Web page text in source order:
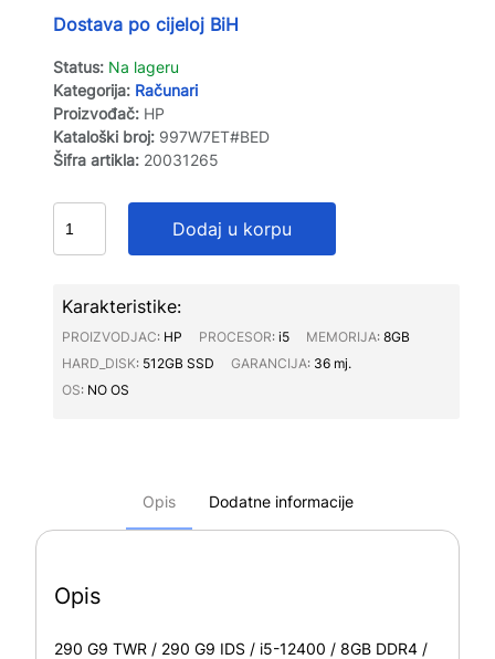
Dostava po cijeloj BiH
Status: Na lageru
Kategorija: Računari
Proizvođač: HP
Kataloški broj: 997W7ET#BED
Šifra artikla: 20031265
Dodaj u korpu
Karakteristike:
PROIZVODJAC∶ HP PROCESOR∶ i5 MEMORIJA∶ 8GB
HARD_DISK∶ 512GB SSD GARANCIJA∶ 36 mj.
OS∶ NO OS
Opis Dodatne informacije
Opis
290 G9 TWR / 290 G9 IDS / i5-12400 / 8GB DDR4 /